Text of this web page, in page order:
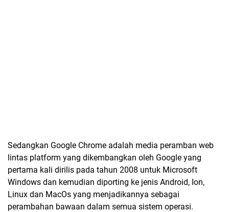
Sedangkan Google Chrome adalah media peramban web
lintas platform yang dikembangkan oleh Google yang
pertama kali dirilis pada tahun 2008 untuk Microsoft
Windows dan kemudian diporting ke jenis Android, Ion,
Linux dan MacOs yang menjadikannya sebagai
perambahan bawaan dalam semua sistem operasi.